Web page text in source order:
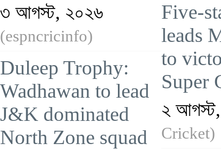
৩ আগস্ট, ২০২৬
(espncricinfo)
Duleep Trophy:
Wadhawan to lead
J&K dominated
North Zone squad
Five-
leads
to
Super
২
Cricket)